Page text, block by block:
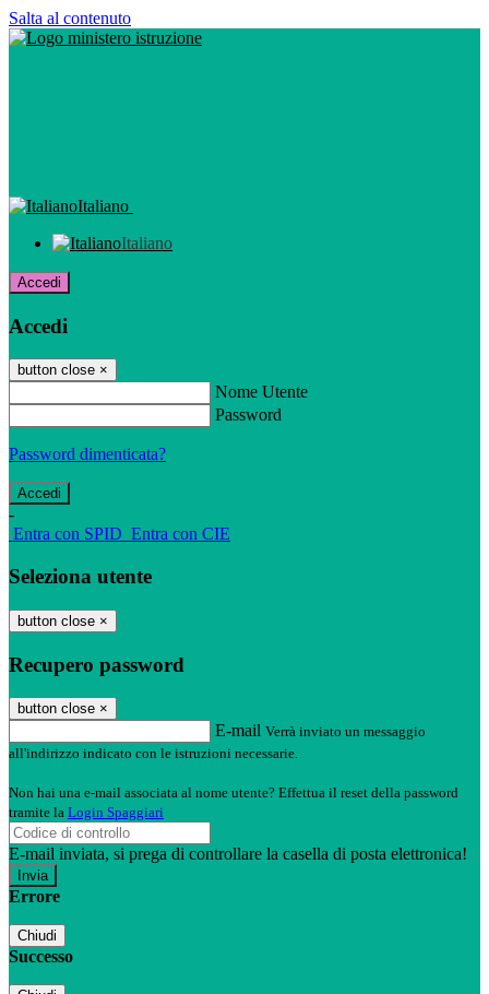
Salta al contenuto
Italiano
Italiano
Accedi
Accedi
button close ×
Nome Utente
Password
Password dimenticata?
-
Entra con SPID Entra con CIE
Seleziona utente
button close ×
Recupero password
button close ×
E-mail Verrà inviato un messaggio
all'indirizzo indicato con le istruzioni necessarie.
Non hai una e-mail associata al nome utente? Effettua il reset della password
tramite la Login Spaggiari
E-mail inviata, si prega di controllare la casella di posta elettronica!
Errore
Chiudi
Successo